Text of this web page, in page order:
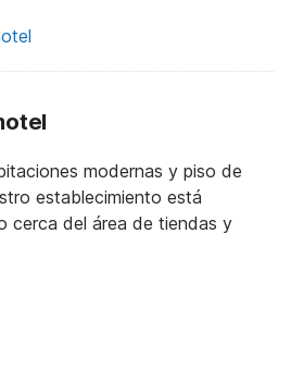
modernas y piso de
establecimiento está
cerca del área de tiendas y